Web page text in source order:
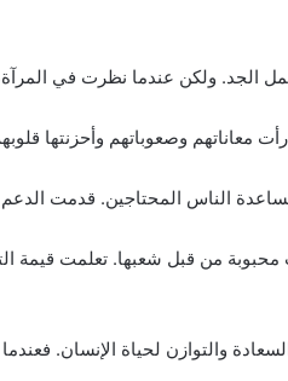
الجد. ولكن عندما نظرت في
وصعوباتهم وأحزنتها
الناس المحتاجين. قدمت الدعم
من قبل شعبها. تعلمت قيمة
والتوازن لحياة الإنسان.